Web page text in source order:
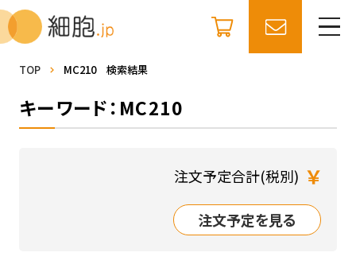
TOP MC210 検索結果
キーワード：MC210
注文予定合計(税別) ￥
注文予定を見る